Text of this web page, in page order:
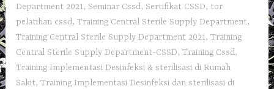
Department 2021, Seminar Cssd, Sertifikat CSSD, tor
pelatihan cssd,Training Central Sterile Supply Department,
Training Central Sterile Supply Department 2021,Training
Central Sterile Supply Department-CSSD,Training Cssd,
Training Implementasi Desinfeksi & sterilisasi di Rumah
Sakit,Training Implementasi Desinfeksi dan sterilisasi di